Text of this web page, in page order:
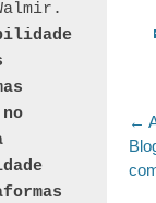
←